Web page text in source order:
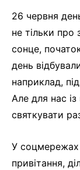
26 червня
не тільки про
сонце,
день
наприклад,
Але для нас
святкувати
У
привітання,